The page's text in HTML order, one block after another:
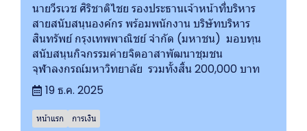
นายวีรเวช ศิริชาติไชย รองประธานเจ้าหน้าที่บริหาร
สายสนับสนุนองค์กร พร้อมพนักงาน บริษัทบริหาร
สินทรัพย์ กรุงเทพพาณิชย์ จำกัด (มหาชน) มอบทุน
สนับสนุนกิจกรรมค่ายจิตอาสาพัฒนาชุมชน
จุฬาลงกรณ์มหาวิทยาลัย รวมทั้งสิ้น 200,000 บาท
19 ธ.ค. 2025
หน้าแรก การเงิน